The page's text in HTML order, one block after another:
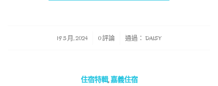
19 3 月, 2024
/ 0 評論 通過： DAISY
住宿特輯,嘉義住宿